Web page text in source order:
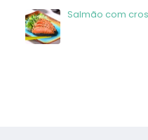
Salmão com